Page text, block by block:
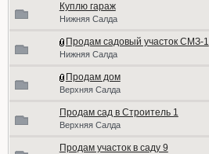
Куплю гараж
Нижняя Салда
Продам садовый участок СМЗ-1
Нижняя Салда
Продам дом
Верхняя Салда
Продам сад в Строитель 1
Верхняя Салда
Продам участок в саду 9